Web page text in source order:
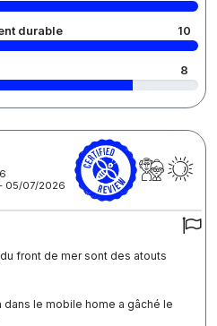
durable 10
8
05/07/2026
front de mer sont des atouts
le mobile home a gâché le